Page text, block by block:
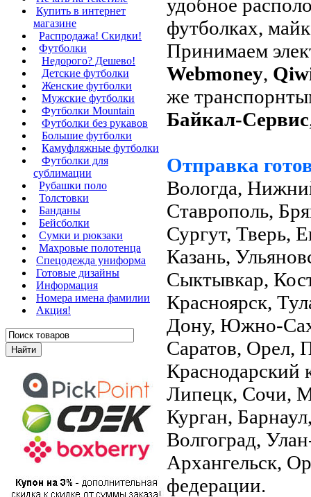
Купить в интернет
магазине
Распродажа! Скидки!
Футболки
Недорого? Дешево!
Детские футболки
Женские футболки
Мужские футболки
Футболки Mountain
Футболки без рукавов
Большие футболки
Камуфляжные футболки
Футболки для
сублимации
Рубашки поло
Толстовки
Банданы
Бейсболки
Сумки и рюкзаки
Махровые полотенца
Cпецодежда униформа
Готовые дизайны
Информация
Номера имена фамилии
Акция!
удобное
футболках,
Принимаем
Webmoney,
же
Байкал-Сервис
Отправка
Вологда,
Ставрополь,
Сургут, Тверь,
Казань,
Сыктывкар,
Красноярск,
Дону, Южно-
Саратов, Орел,
Краснодарский
Липецк, Сочи,
Курган,
Волгоград,
Архангельск,
федерации.